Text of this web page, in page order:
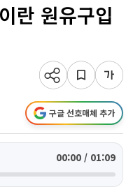
란 원유구입
구글 선호매체 추가
00:00 / 01:09